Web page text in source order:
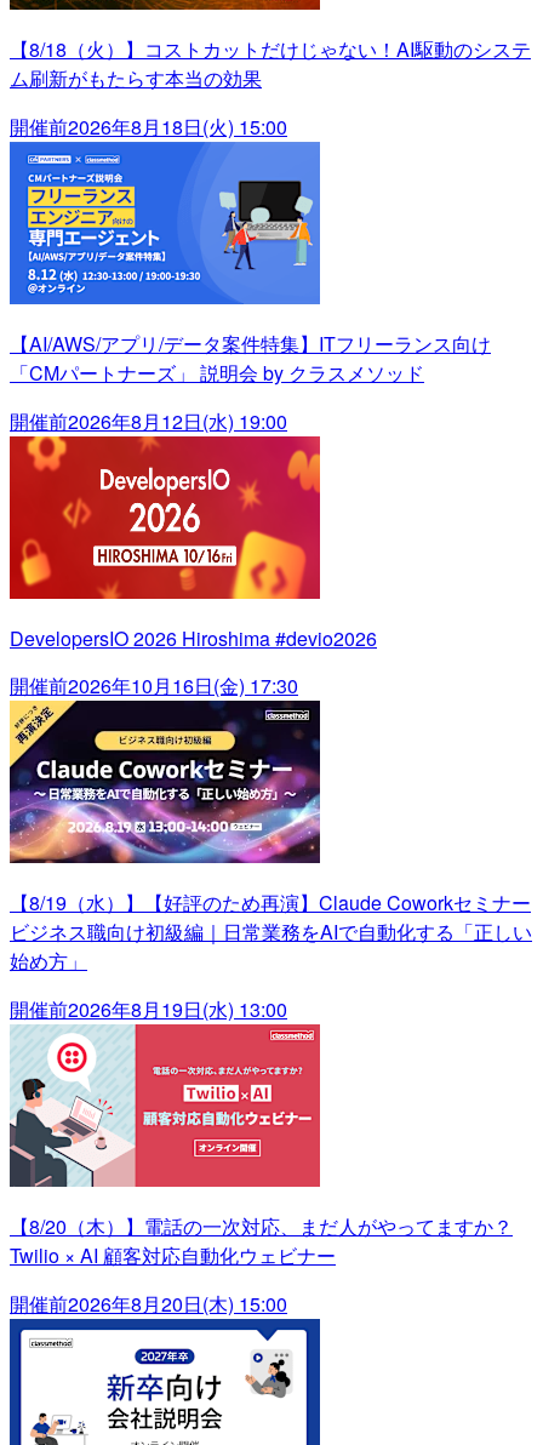
【8/18（火）】コストカットだけじゃない！AI駆動のシステ
ム刷新がもたらす本当の効果
開催前2026年8月18日(火) 15:00
【AI/AWS/アプリ/データ案件特集】ITフリーランス向け
「CMパートナーズ」 説明会 by クラスメソッド
開催前2026年8月12日(水) 19:00
DevelopersIO 2026 Hiroshima #devio2026
開催前2026年10月16日(金) 17:30
【8/19（水）】【好評のため再演】Claude Coworkセミナー
ビジネス職向け初級編｜日常業務をAIで自動化する「正しい
始め方」
開催前2026年8月19日(水) 13:00
【8/20（木）】電話の一次対応、まだ人がやってますか？
Twilio × AI 顧客対応自動化ウェビナー
開催前2026年8月20日(木) 15:00